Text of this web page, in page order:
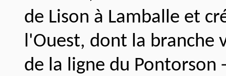
de Lison à Lamballe et
l'Ouest, dont la branche
de la ligne du